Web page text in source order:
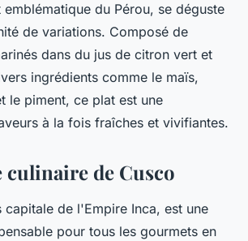
emblématique du Pérou, se déguste
de variations. Composé de
dans du jus de citron vert et
ingrédients comme le maïs,
le piment, ce plat est une
à la fois fraîches et vivifiantes.
culinaire de Cusco
capitale de l'Empire Inca, est une
pour tous les gourmets en